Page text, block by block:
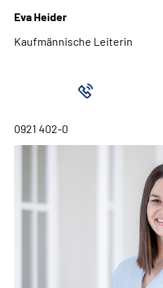
Eva Heider
Kaufmännische Leiterin
0921 402-0